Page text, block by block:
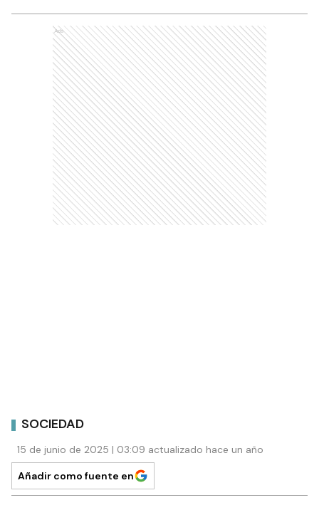
Ads
SOCIEDAD
15 de junio de 2025 | 03:09 actualizado hace un año
Añadir como fuente en